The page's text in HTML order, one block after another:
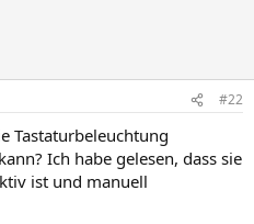
#22
Tastaturbeleuchtung
Ich habe gelesen, dass sie
ist und manuell